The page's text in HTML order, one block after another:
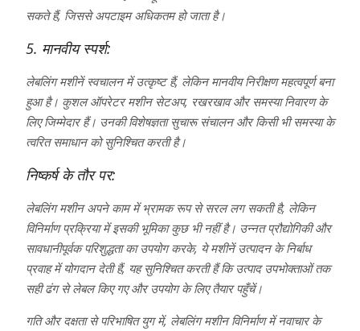
सकते हैं, जिससे अपटाइम अधिकतम हो जाता है।
5. मानवीय स्पर्श:
लेबलिंग मशीनें स्वचालन में उत्कृष्ट हैं, लेकिन मानवीय निरीक्षण महत्वपूर्ण बना
हुआ है। कुशल ऑपरेटर मशीन सेटअप, रखरखाव और समस्या निवारण के
लिए जिम्मेदार हैं। उनकी विशेषज्ञता सुचारू संचालन और किसी भी समस्या के
त्वरित समाधान को सुनिश्चित करती है।
निष्कर्ष के तौर पर:
लेबलिंग मशीन अपने काम में भ्रामक रूप से सरल लग सकती है, लेकिन
विनिर्माण प्रक्रिया में इसकी भूमिका कुछ भी नहीं है। उन्नत प्रौद्योगिकी और
सावधानीपूर्वक परिशुद्धता का उपयोग करके, ये मशीनें उत्पादन के निर्बाध
प्रवाह में योगदान देती हैं, यह सुनिश्चित करती हैं कि उत्पाद उपभोक्ताओं तक
सही ढंग से लेबल किए गए और उपयोग के लिए तैयार पहुँचें।
गति और दक्षता से परिभाषित युग में, लेबलिंग मशीन विनिर्माण में नवाचार के